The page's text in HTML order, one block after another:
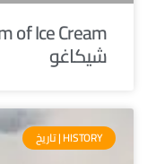
شيكاغو
HISTORY | تاريخ